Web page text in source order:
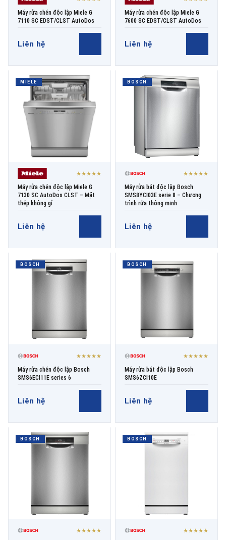
Máy rửa chén độc lập Miele G
7110 SC EDST/CLST AutoDos
Liên hệ
Máy rửa chén độc lập Miele G
7600 SC EDST/CLST AutoDos
Liên hệ
MIELE
★★★★★
Máy rửa chén độc lập Miele G
7130 SC AutoDos CLST – Mặt
thép không gỉ
Liên hệ
BOSCH
★★★★★
Máy rửa bát độc lập Bosch
SMS8YCI03E serie 8 – Chương
trình rửa thông minh
Liên hệ
BOSCH
★★★★★
Máy rửa chén độc lập Bosch
SMS6ECI11E series 6
Liên hệ
BOSCH
★★★★★
Máy rửa bát độc lập Bosch
SMS6ZCI10E
Liên hệ
BOSCH
★★★★★
BOSCH
★★★★★